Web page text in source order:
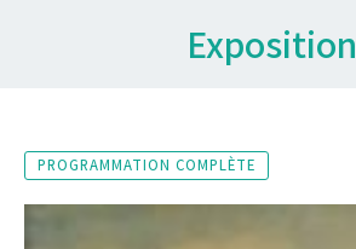
Exposition
PROGRAMMATION COMPLÈTE